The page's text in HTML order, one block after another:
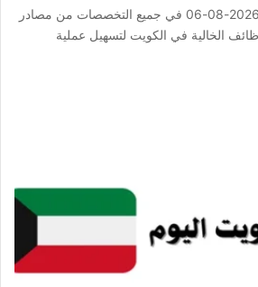
وظائف الصحف الكويتية 2026-08-06 في جميع التخصصات من مصادر
الخالية في الكويت لتسهيل عملية